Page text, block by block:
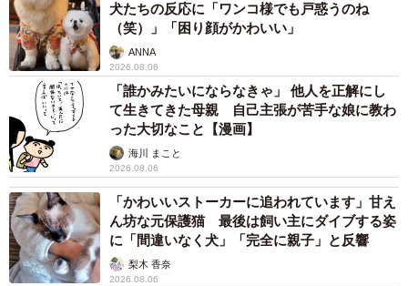
犬たちの反応に「ワンコ様でも戸惑うのね
（笑）」「困り顔がかわいい」
ANNA
2026.08.06
「誰かみたいにならなきゃ」 他人を正解にし
て生きてきた母親 自己主張が苦手な娘に教わ
った大切なこと【漫画】
海川 まこと
2026.08.06
「かわいいストーカーに追われています」甘え
ん坊な元保護猫 最後は飼い主にダイブする姿
に「間違いなく犬」「完全に親子」と反響
梨木 香奈
2026.08.06